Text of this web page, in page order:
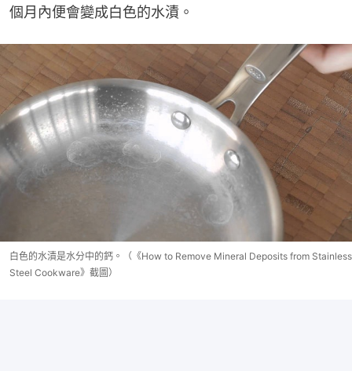
個月內便會變成白色的水漬。
白色的水漬是水分中的鈣。（《How to Remove Mineral Deposits from Stainless
Steel Cookware》截圖）